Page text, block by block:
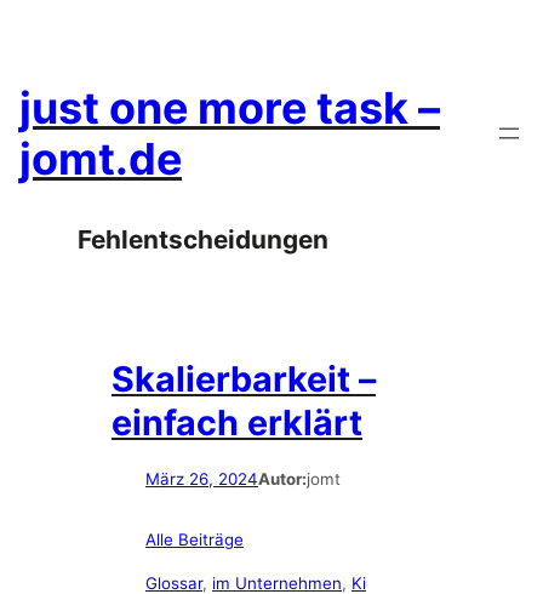
just one more task –
jomt.de
Fehlentscheidungen
Skalierbarkeit –
einfach erklärt
März 26, 2024Autor:jomt
Alle Beiträge
Glossar, im Unternehmen, Ki